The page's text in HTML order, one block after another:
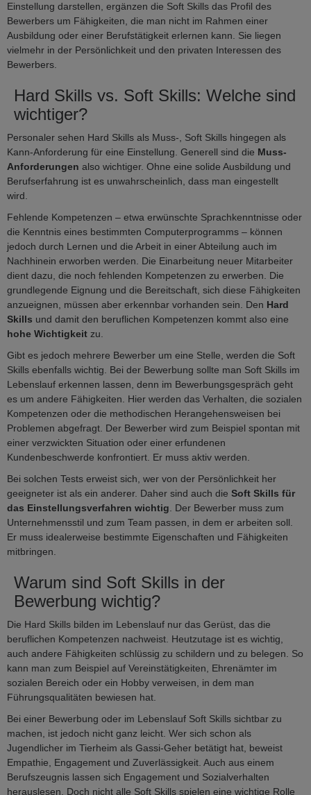
Einstellung darstellen, ergänzen die Soft Skills das Profil des
Bewerbers um Fähigkeiten, die man nicht im Rahmen einer
Ausbildung oder einer Berufstätigkeit erlernen kann. Sie liegen
vielmehr in der Persönlichkeit und den privaten Interessen des
Bewerbers.
Hard Skills vs. Soft Skills: Welche sind
wichtiger?
Personaler sehen Hard Skills als Muss-, Soft Skills hingegen als
Kann-Anforderung für eine Einstellung. Generell sind die Muss-
Anforderungen also wichtiger. Ohne eine solide Ausbildung und
Berufserfahrung ist es unwahrscheinlich, dass man eingestellt
wird.
Fehlende Kompetenzen – etwa erwünschte Sprachkenntnisse oder
die Kenntnis eines bestimmten Computerprogramms – können
jedoch durch Lernen und die Arbeit in einer Abteilung auch im
Nachhinein erworben werden. Die Einarbeitung neuer Mitarbeiter
dient dazu, die noch fehlenden Kompetenzen zu erwerben. Die
grundlegende Eignung und die Bereitschaft, sich diese Fähigkeiten
anzueignen, müssen aber erkennbar vorhanden sein. Den Hard
Skills und damit den beruflichen Kompetenzen kommt also eine
hohe Wichtigkeit zu.
Gibt es jedoch mehrere Bewerber um eine Stelle, werden die Soft
Skills ebenfalls wichtig. Bei der Bewerbung sollte man Soft Skills im
Lebenslauf erkennen lassen, denn im Bewerbungsgespräch geht
es um andere Fähigkeiten. Hier werden das Verhalten, die sozialen
Kompetenzen oder die methodischen Herangehensweisen bei
Problemen abgefragt. Der Bewerber wird zum Beispiel spontan mit
einer verzwickten Situation oder einer erfundenen
Kundenbeschwerde konfrontiert. Er muss aktiv werden.
Bei solchen Tests erweist sich, wer von der Persönlichkeit her
geeigneter ist als ein anderer. Daher sind auch die Soft Skills für
das Einstellungsverfahren wichtig . Der Bewerber muss zum
Unternehmensstil und zum Team passen, in dem er arbeiten soll.
Er muss idealerweise bestimmte Eigenschaften und Fähigkeiten
mitbringen.
Warum sind Soft Skills in der
Bewerbung wichtig?
Die Hard Skills bilden im Lebenslauf nur das Gerüst, das die
beruflichen Kompetenzen nachweist. Heutzutage ist es wichtig,
auch andere Fähigkeiten schlüssig zu schildern und zu belegen. So
kann man zum Beispiel auf Vereinstätigkeiten, Ehrenämter im
sozialen Bereich oder ein Hobby verweisen, in dem man
Führungsqualitäten bewiesen hat.
Bei einer Bewerbung oder im Lebenslauf Soft Skills sichtbar zu
machen, ist jedoch nicht ganz leicht. Wer sich schon als
Jugendlicher im Tierheim als Gassi-Geher betätigt hat, beweist
Empathie, Engagement und Zuverlässigkeit. Auch aus einem
Berufszeugnis lassen sich Engagement und Sozialverhalten
herauslesen. Doch nicht alle Soft Skills spielen eine wichtige Rolle